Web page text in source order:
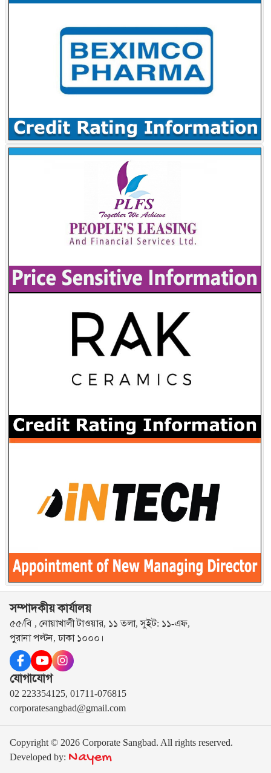
সম্পাদকীয় কার্যালয়
৫৫/বি , নোয়াখালী টাওয়ার, ১১ তলা, সুইট: ১১-এফ,
পুরানা পল্টন, ঢাকা ১০০০।
যোগাযোগ
02 223354125, 01711-076815
corporatesangbad@gmail.com
Copyright © 2026 Corporate Sangbad. All rights reserved.
Developed by: Nayem